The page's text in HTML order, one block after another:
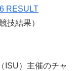
RESULT
技結果）
ISU）主催のチャ